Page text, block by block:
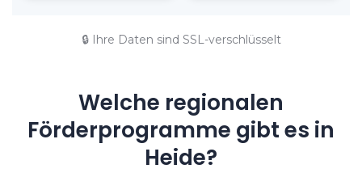
🔒 Ihre Daten sind SSL-verschlüsselt
Welche regionalen
Förderprogramme gibt es in
Heide?